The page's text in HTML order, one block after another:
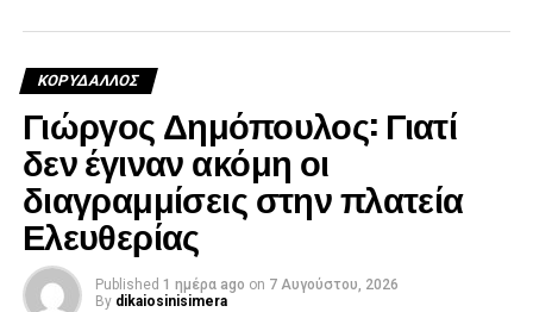
ΚΟΡΥΔΑΛΛΟΣ
Γιώργος Δημόπουλος: Γιατί
δεν έγιναν ακόμη οι
διαγραμμίσεις στην πλατεία
Ελευθερίας
Published 1 ημέρα ago on 7 Αυγούστου, 2026
By dikaiosinisimera